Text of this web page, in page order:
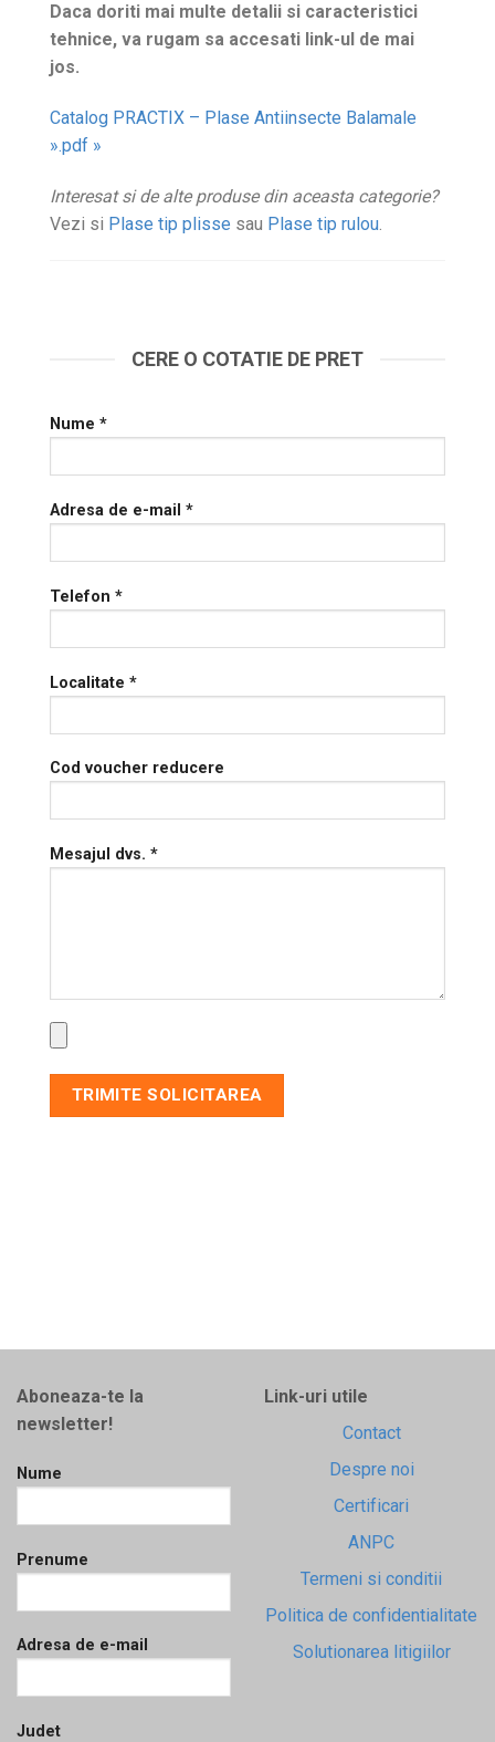
Daca doriti mai multe detalii si caracteristici
tehnice, va rugam sa accesati link-ul de mai
jos.
Catalog PRACTIX – Plase Antiinsecte Balamale
».pdf »
Interesat si de alte produse din aceasta categorie?
Vezi si Plase tip plisse sau Plase tip rulou
CERE O COTATIE DE PRET
Nume *
Adresa de e-mail *
Telefon *
Localitate *
Cod voucher reducere
Mesajul dvs. *
Aboneaza-te la
newsletter!
Nume
Prenume
Adresa de e-mail
Judet
Link-uri utile
Contact
Despre noi
Certificari
ANPC
Termeni si conditii
Politica de confidentialitate
Solutionarea litigiilor